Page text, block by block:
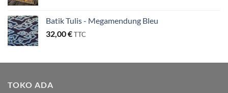
Batik Tulis - Megamendung Bleu
32,00€TTC
TOKO ADA